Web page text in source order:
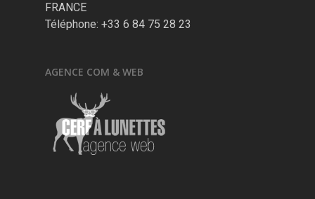
FRANCE
Téléphone: +33 6 84 75 28 23
AGENCE COM & WEB